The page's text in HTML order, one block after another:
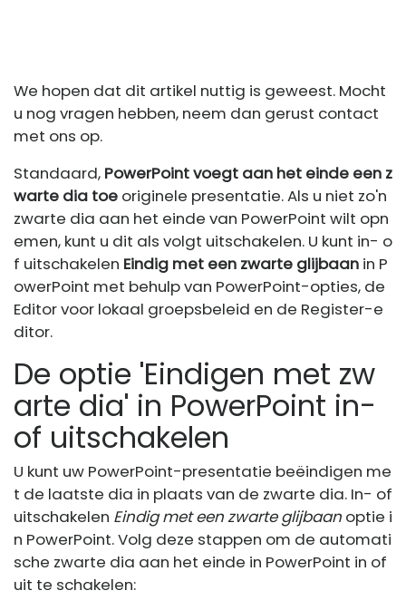
We hopen dat dit artikel nuttig is geweest. Mocht
u nog vragen hebben, neem dan gerust contact
met ons op.
Standaard, PowerPoint voegt aan het einde een z
warte dia toe originele presentatie. Als u niet zo'n
zwarte dia aan het einde van PowerPoint wilt opn
emen, kunt u dit als volgt uitschakelen. U kunt in- o
f uitschakelen Eindig met een zwarte glijbaan in P
owerPoint met behulp van PowerPoint-opties, de
Editor voor lokaal groepsbeleid en de Register-e
ditor.
De optie 'Eindigen met zw
arte dia' in PowerPoint in-
of uitschakelen
U kunt uw PowerPoint-presentatie beëindigen me
t de laatste dia in plaats van de zwarte dia. In- of
uitschakelen Eindig met een zwarte glijbaan optie i
n PowerPoint. Volg deze stappen om de automati
sche zwarte dia aan het einde in PowerPoint in of
uit te schakelen: